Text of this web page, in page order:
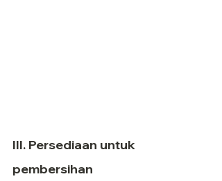
III. Persediaan untuk
pembersihan